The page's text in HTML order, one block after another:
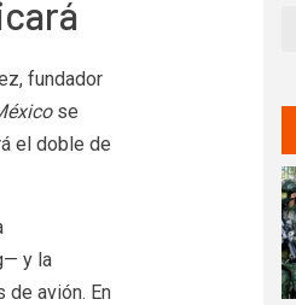
fundador
se
el doble de
y la
avión. En